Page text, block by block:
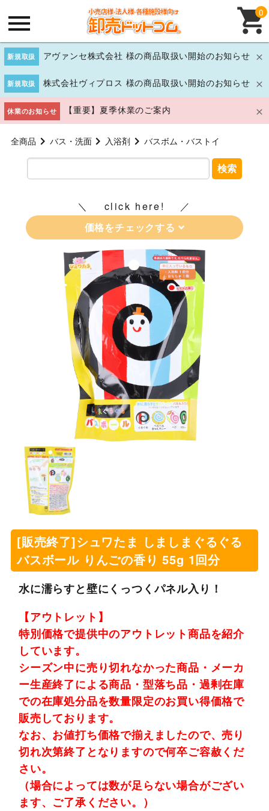
新規取扱 アヴァンセ株式会社 様の商品取扱い開始のお知らせ
新規取扱 株式会社ヴィプロス 様の商品取扱い開始のお知らせ
休業のお知らせ 【重要】夏季休業のご案内
0
全商品 バス・洗面 入浴剤 バスボム・バストイ
検索
click here!
価格をチェックする
[販売終了]シュワたま しましまぐるぐる
バスボール りんごの香り 55g 1回分
水に濡らすと壁にくっつくパネル入り！
【アウトレット】
特別価格で提供中のアウトレット商品を紹介
しています。
シーズン中に売り切れなかった商品・メーカ
ー生産終了による商品・型落ち品・過剰在庫
での在庫処分品を数量限定のお買い得価格で
販売しております。
なお、お値打ち価格で揃えましたので、売り
切れ次第終了となりますので何卒ご容赦くだ
さい。
（場合によっては数が足らない場合がござい
ます、ご了承ください。）